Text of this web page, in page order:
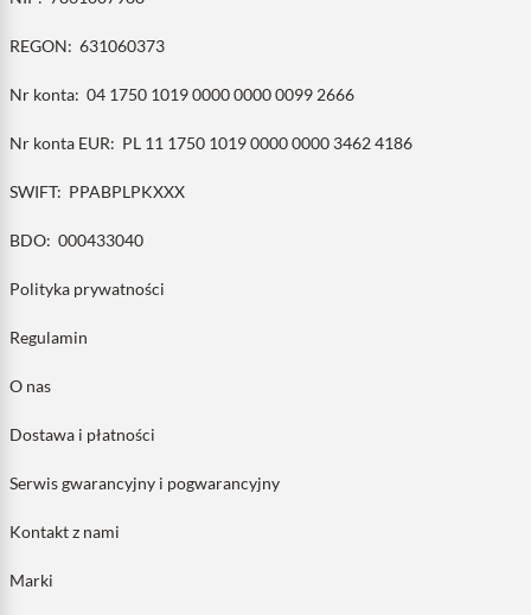
REGON: 631060373
Nr konta: 04 1750 1019 0000 0000 0099 2666
Nr konta EUR: PL 11 1750 1019 0000 0000 3462 4186
SWIFT: PPABPLPKXXX
BDO: 000433040
Polityka prywatności
Regulamin
O nas
Dostawa i płatności
Serwis gwarancyjny i pogwarancyjny
Kontakt z nami
Marki